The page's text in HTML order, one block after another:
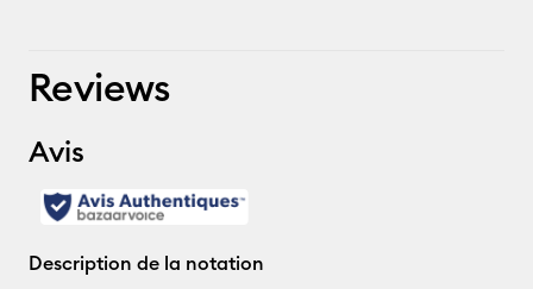
Reviews